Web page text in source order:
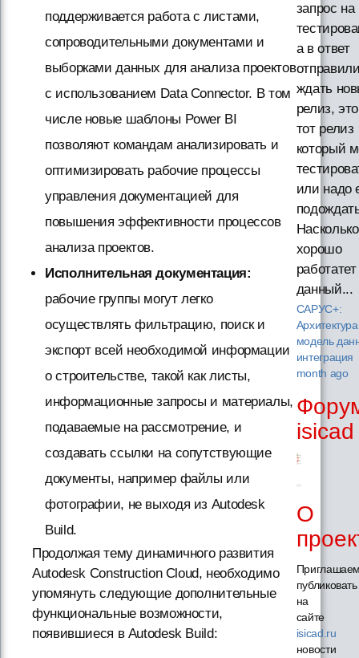
поддерживается работа с листами,
сопроводительными документами и
выборками данных для анализа проектов
с использованием Data Connector. В том
числе новые шаблоны Power BI
позволяют командам анализировать и
оптимизировать рабочие процессы
управления документацией для
повышения эффективности процессов
анализа проектов.
Исполнительная документация:
рабочие группы могут легко
осуществлять фильтрацию, поиск и
экспорт всей необходимой информации
о строительстве, такой как листы,
информационные запросы и материалы,
подаваемые на рассмотрение, и
создавать ссылки на сопутствующие
документы, например файлы или
фотографии, не выходя из Autodesk
Build.
Продолжая тему динамичного развития
Autodesk Construction Cloud, необходимо
упомянуть следующие дополнительные
функциональные возможности,
появившиеся в Autodesk Build:
запрос на
а в ответ
ждать
релиз,
тот релиз
который
или надо
Насколько
хорошо
работатет
данный...
САРУС+:
модель
интеграция
month ago
isicad
О
публиковать
на
сайте
isicad.ru
новости